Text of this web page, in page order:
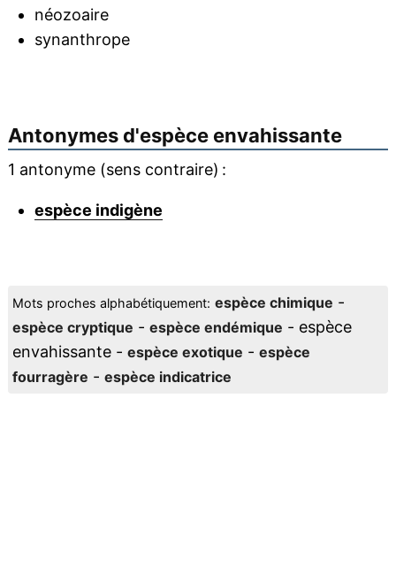
néozoaire
synanthrope
Antonymes d'espèce envahissante
1 antonyme (sens contraire) :
espèce indigène
Mots proches alphabétiquement: espèce chimique -
espèce cryptique - espèce endémique - espèce
envahissante - espèce exotique - espèce
fourragère - espèce indicatrice